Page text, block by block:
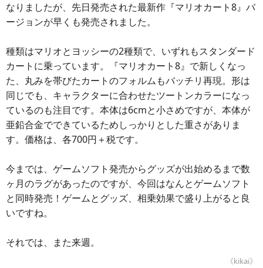
なりましたが、先日発売された最新作『マリオカート8』バ
ージョンが早くも発売されました。
種類はマリオとヨッシーの2種類で、いずれもスタンダード
カートに乗っています。『マリオカート8』で新しくなっ
た、丸みを帯びたカートのフォルムもバッチリ再現。形は
同じでも、キャラクターに合わせたツートンカラーになっ
ているのも注目です。本体は6cmと小さめですが、本体が
亜鉛合金でできているためしっかりとした重さがありま
す。価格は、各700円＋税です。
今までは、ゲームソフト発売からグッズが出始めるまで数
ヶ月のラグがあったのですが、今回はなんとゲームソフト
と同時発売！ゲームとグッズ、相乗効果で盛り上がると良
いですね。
それでは、また来週。
《kikai》